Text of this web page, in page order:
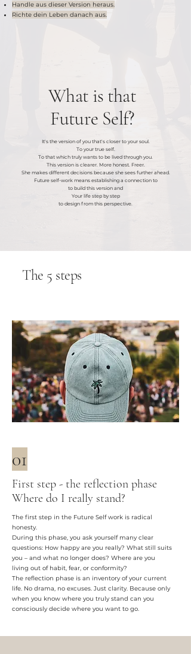
Handle aus dieser Version heraus.
Richte dein Leben danach aus.
What is that
Future Self?
It's the version of you that's closer to your soul.
To your true self.
To that which truly wants to be lived through you.
This version is clearer. More honest. Freer.
She makes different decisions because she sees further ahead.
Future self-work means establishing a connection to
to build this version and
Your life step by step
to design from this perspective.
The 5 steps
01
First step - the reflection phase
Where do I really stand?
The first step in the Future Self work is radical
honesty.
During this phase, you ask yourself many clear
questions: How happy are you really? What still suits
you – and what no longer does? Where are you
living out of habit, fear, or conformity?
The reflection phase is an inventory of your current
life. No drama, no excuses. Just clarity. Because only
when you know where you truly stand can you
consciously decide where you want to go.